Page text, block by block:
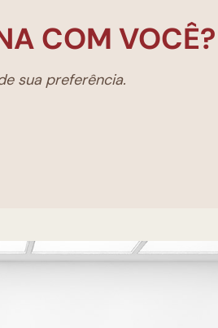
COM VOCÊ?
sua preferência.